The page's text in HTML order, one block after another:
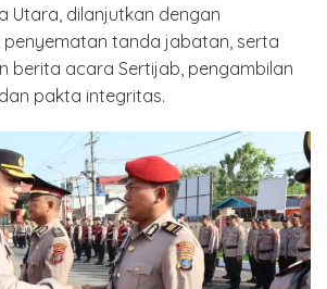
Utara, dilanjutkan dengan
tanda jabatan, serta
berita acara Sertijab, pengambilan
pakta integritas.